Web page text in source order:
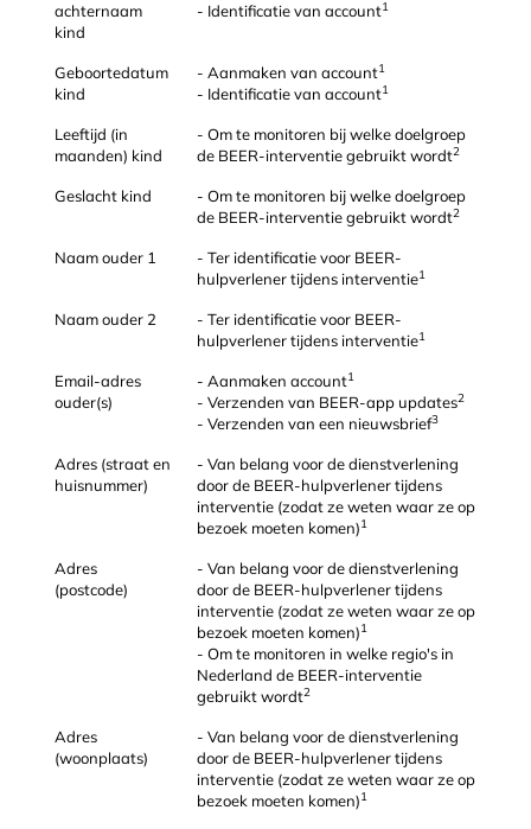
achternaam
kind
- Identificatie van account1
Geboortedatum
kind
- Aanmaken van account1
- Identificatie van account1
Leeftijd (in
maanden) kind
- Om te monitoren bij welke doelgroep
de BEER-interventie gebruikt wordt2
Geslacht kind
- Om te monitoren bij welke doelgroep
de BEER-interventie gebruikt wordt2
Naam ouder 1
- Ter identificatie voor BEER-
hulpverlener tijdens interventie1
Naam ouder 2
- Ter identificatie voor BEER-
hulpverlener tijdens interventie1
Email-adres
ouder(s)
- Aanmaken account1
- Verzenden van BEER-app updates2
- Verzenden van een nieuwsbrief3
Adres (straat en
huisnummer)
- Van belang voor de dienstverlening
door de BEER-hulpverlener tijdens
interventie (zodat ze weten waar ze op
bezoek moeten komen)1
Adres
(postcode)
- Van belang voor de dienstverlening
door de BEER-hulpverlener tijdens
interventie (zodat ze weten waar ze op
bezoek moeten komen)1
- Om te monitoren in welke regio's in
Nederland de BEER-interventie
gebruikt wordt2
Adres
(woonplaats)
- Van belang voor de dienstverlening
door de BEER-hulpverlener tijdens
interventie (zodat ze weten waar ze op
bezoek moeten komen)1